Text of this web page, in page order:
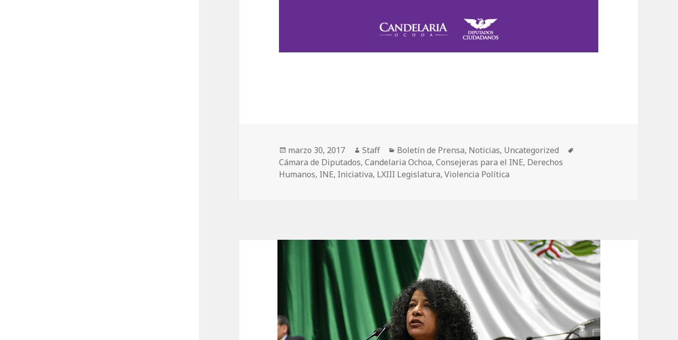
Publicado
el
marzo 30, 2017 Autor
Staff Categorías
Boletín de Prensa, Noticias, Uncategorized
Cámara de Diputados,Candelaria Ochoa,Consejeras para el INE, Derechos
Humanos, INE, Iniciativa, LXIII Legislatura,Violencia Política